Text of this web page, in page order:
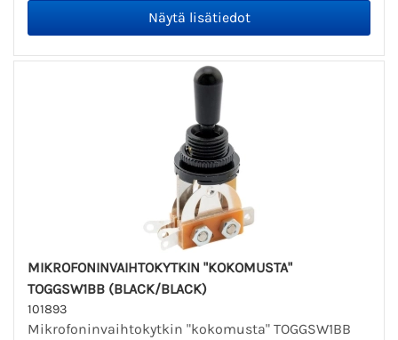
MIKROFONINVAIHTOKYTKIN "KOKOMUSTA"
TOGGSW1BB (BLACK/BLACK)
101893
Mikrofoninvaihtokytkin "kokomusta" TOGGSW1BB